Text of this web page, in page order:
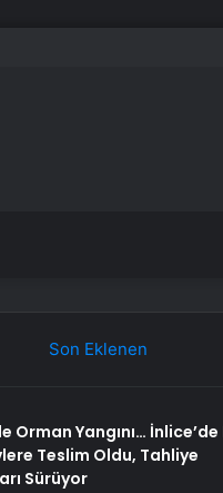
Son Eklenen
Orman Yangını… İnlice’de
Teslim Oldu, Tahliye
Sürüyor